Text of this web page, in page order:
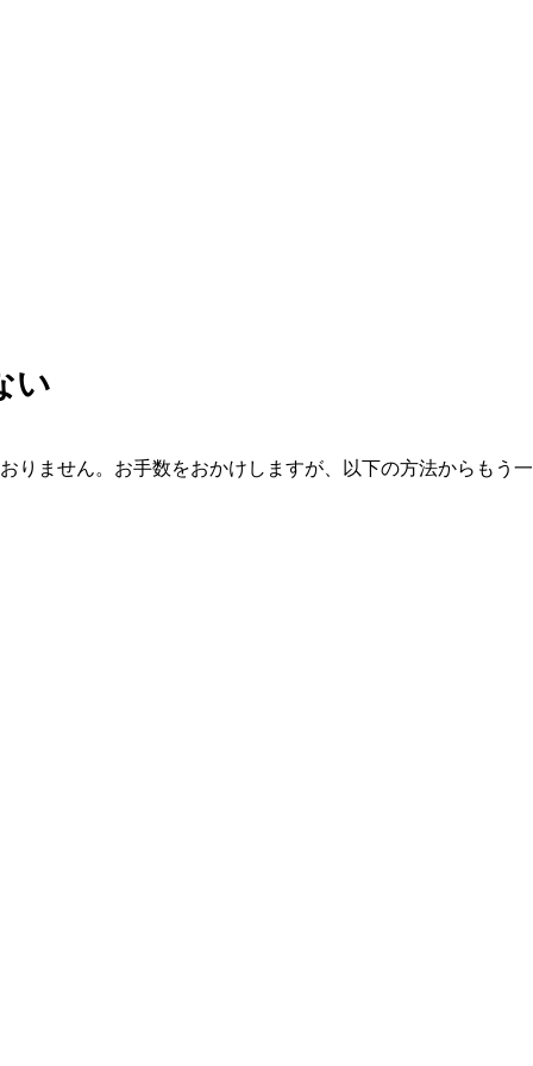
い
りません。お手数をおかけしますが、以下の方法からもう一